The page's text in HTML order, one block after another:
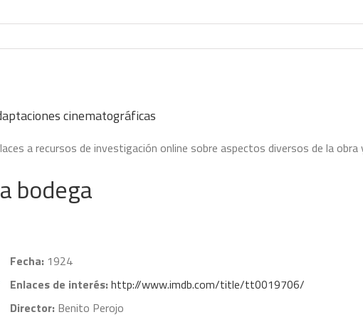
cinematográficas
a recursos de investigación online sobre aspectos diversos de la
bodega
Fecha: 1924
Enlaces de interés:http://www.imdb.com/title/tt0019706/
Director: Benito Perojo